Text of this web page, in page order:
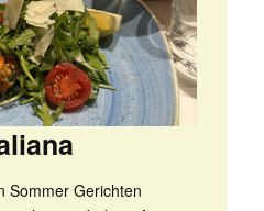
Sommer Gerichten